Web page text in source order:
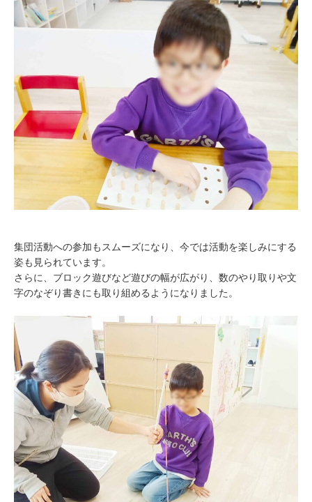
集団活動への参加もスムーズになり、今では活動を楽しみにする
姿も見られています。
さらに、ブロック遊びなど遊びの幅が広がり、数のやり取りや文
字のなぞり書きにも取り組めるようになりました。